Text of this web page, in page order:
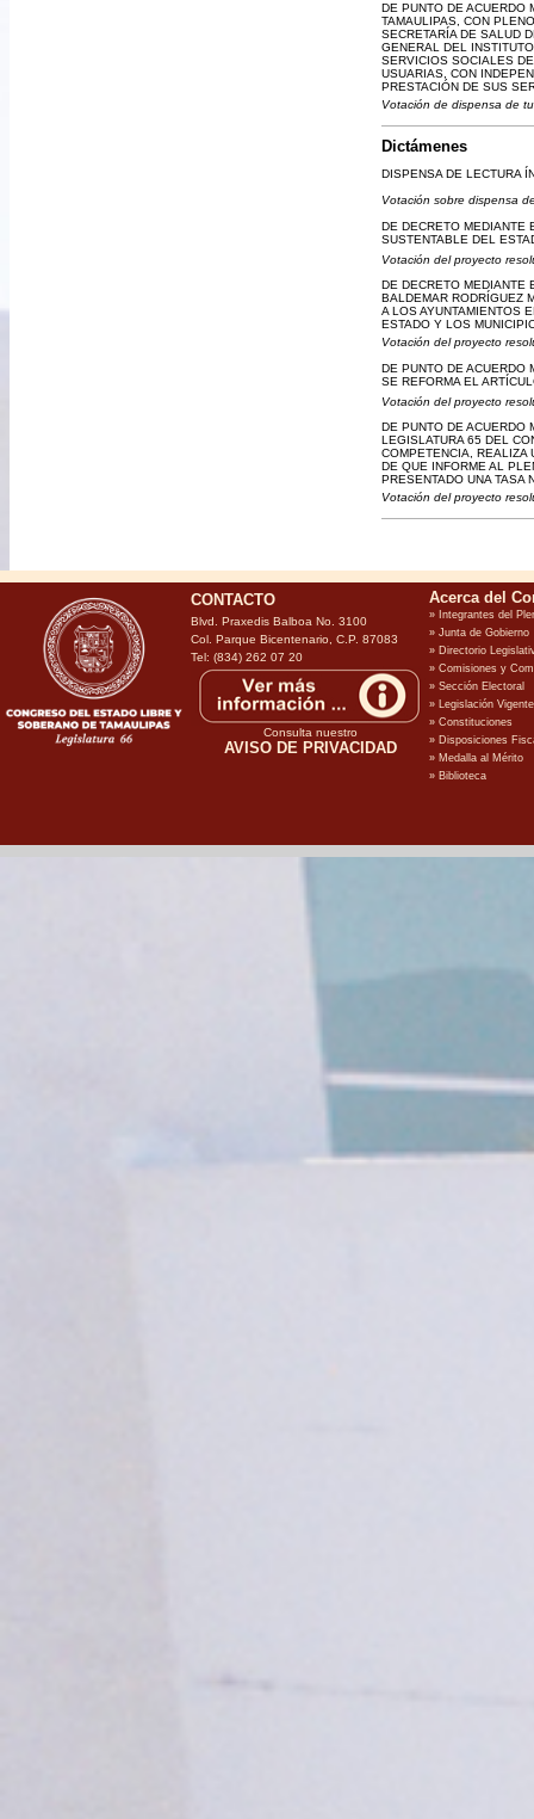
DE PUNTO DE ACUERDO
TAMAULIPAS, CON
SECRETARÍA DE SALUD
GENERAL DEL
SERVICIOS SOCIALES
USUARIAS, CON
PRESTACIÓN DE SUS
Votación de dispensa de
Dictámenes
DISPENSA DE LECTURA
Votación sobre dispensa
DE DECRETO MEDIANTE
SUSTENTABLE DEL
Votación del proyecto
DE DECRETO MEDIANTE
BALDEMAR RODRÍGUEZ
A LOS AYUNTAMIENTOS
ESTADO Y LOS
Votación del proyecto
DE PUNTO DE ACUERDO
SE REFORMA EL
Votación del proyecto
DE PUNTO DE ACUERDO
LEGISLATURA 65 DEL
COMPETENCIA, REALIZA
DE QUE INFORME AL
PRESENTADO UNA TASA
Votación del proyecto
CONTACTO
Blvd. Praxedis Balboa No. 3100
Col. Parque Bicentenario, C.P. 87083
Tel: (834) 262 07 20
Consulta nuestro
AVISO DE PRIVACIDAD